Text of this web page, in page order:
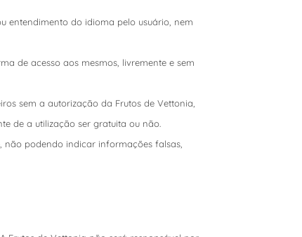
entendimento do idioma pelo usuário, nem
de acesso aos mesmos, livremente e sem
sem a autorização da Frutos de Vettonia,
de a utilização ser gratuita ou não.
não podendo indicar informações falsas,